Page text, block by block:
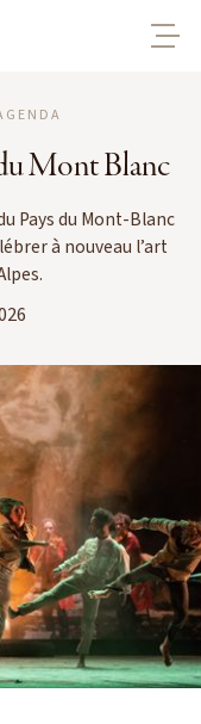
Mont Blanc
Pays du Mont-Blanc
à nouveau l’art